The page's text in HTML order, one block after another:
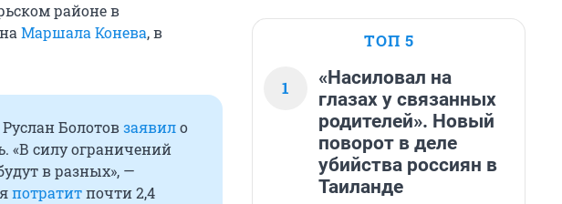
районе в
Маршала Конева, в
Болотовзаявило
«В силу ограничений
в разных», —
потратитпочти 2,4
ТОП 5
1
«Насиловал на
глазах у связанных
родителей». Новый
поворот в деле
убийства россиян в
Таиланде